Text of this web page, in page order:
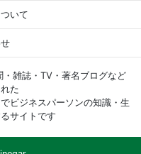
いて
雑誌・TV・著名ブログなど
た
ビジネスパーソンの知識・生
サイトです